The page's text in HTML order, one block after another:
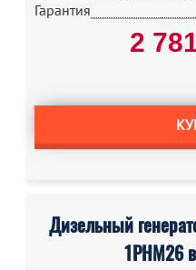
Гарантия
2
Дизельный
1РНМ26